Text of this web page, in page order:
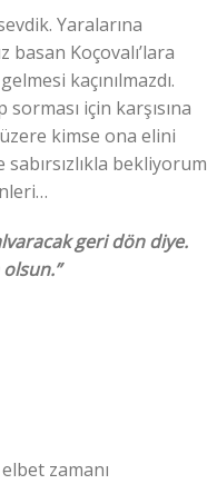
Yaralarına
Koçovalı’lara
kaçınılmazdı.
sorması için karşısına
kimse ona elini
bekliyorum
geri dön diye.
zamanı